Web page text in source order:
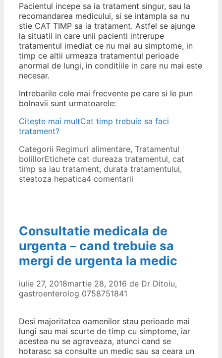
Pacientul incepe sa ia tratament singur, sau la
recomandarea medicului, si se intampla sa nu
stie CAT TIMP sa ia tratament. Astfel se ajunge
la situatii in care unii pacienti intrerupe
tratamentul imediat ce nu mai au simptome, in
timp ce altii urmeaza tratamentul perioade
anormal de lungi, in conditiile in care nu mai este
necesar.
Intrebarile cele mai frecvente pe care si le pun
bolnavii sunt urmatoarele:
Citește mai multCat timp trebuie sa faci
tratament?
Categorii Regimuri alimentare, Tratamentul
bolillorEtichete cat dureaza tratamentul, cat
timp sa iau tratament, durata tratamentului,
steatoza hepatica4 comentarii
Consultatie medicala de
urgenta – cand trebuie sa
mergi de urgenta la medic
iulie 27, 2018martie 28, 2016 de Dr Ditoiu,
gastroenterolog 0758751841
Desi majoritatea oamenilor stau perioade mai
lungi sau mai scurte de timp cu simptome, iar
acestea nu se agraveaza, atunci cand se
hotarasc sa consulte un medic sau sa ceara un